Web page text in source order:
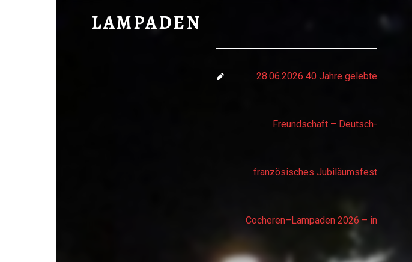
LAMPADEN
28.06.2026 40 Jahre gelebte
Freundschaft – Deutsch-
französisches Jubiläumsfest
Cocheren–Lampaden 2026 – in